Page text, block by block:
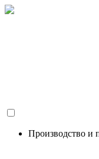
Производство и